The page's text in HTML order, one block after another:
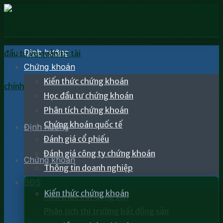
Định hướng
Chứng khoán
Kiến thức chứng khoán
Định hướng
Chứng khoán
Kiến thức chứng khoán
Học đầu tư chứng khoán
Phân tích chứng khoán
Chứng khoán quốc tế
Đánh giá cổ phiếu
Đánh giá công ty chứng khoán
Thông tin doanh nghiệp
BĐS
Kiến thức bất động sản